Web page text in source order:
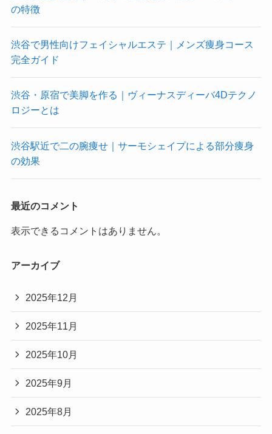
の特徴
渋谷で男性向けフェイシャルエステ｜メンズ痩身コース
完全ガイド
渋谷・原宿で美脚を作る｜ヴィーナスディーバ4Dテクノ
ロジーとは
渋谷駅近で二の腕痩せ｜サーモシェイプによる部分痩身
の効果
最近のコメント
表示できるコメントはありません。
アーカイブ
2025年12月
2025年11月
2025年10月
2025年9月
2025年8月